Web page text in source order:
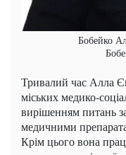
Бобейко
Тривалий час Алла
міських медико-
вирішенням питань
медичними
Крім цього вона